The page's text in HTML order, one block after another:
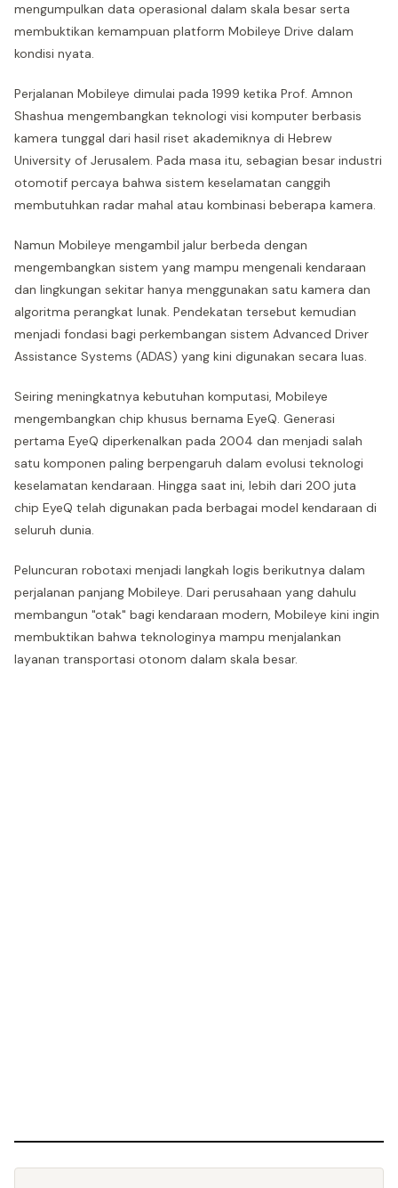
mengumpulkan data operasional dalam skala besar serta
membuktikan kemampuan platform Mobileye Drive dalam
kondisi nyata.
Perjalanan Mobileye dimulai pada 1999 ketika Prof. Amnon
Shashua mengembangkan teknologi visi komputer berbasis
kamera tunggal dari hasil riset akademiknya di Hebrew
University of Jerusalem. Pada masa itu, sebagian besar industri
otomotif percaya bahwa sistem keselamatan canggih
membutuhkan radar mahal atau kombinasi beberapa kamera.
Namun Mobileye mengambil jalur berbeda dengan
mengembangkan sistem yang mampu mengenali kendaraan
dan lingkungan sekitar hanya menggunakan satu kamera dan
algoritma perangkat lunak. Pendekatan tersebut kemudian
menjadi fondasi bagi perkembangan sistem Advanced Driver
Assistance Systems (ADAS) yang kini digunakan secara luas.
Seiring meningkatnya kebutuhan komputasi, Mobileye
mengembangkan chip khusus bernama EyeQ. Generasi
pertama EyeQ diperkenalkan pada 2004 dan menjadi salah
satu komponen paling berpengaruh dalam evolusi teknologi
keselamatan kendaraan. Hingga saat ini, lebih dari 200 juta
chip EyeQ telah digunakan pada berbagai model kendaraan di
seluruh dunia.
Peluncuran robotaxi menjadi langkah logis berikutnya dalam
perjalanan panjang Mobileye. Dari perusahaan yang dahulu
membangun "otak" bagi kendaraan modern, Mobileye kini ingin
membuktikan bahwa teknologinya mampu menjalankan
layanan transportasi otonom dalam skala besar.